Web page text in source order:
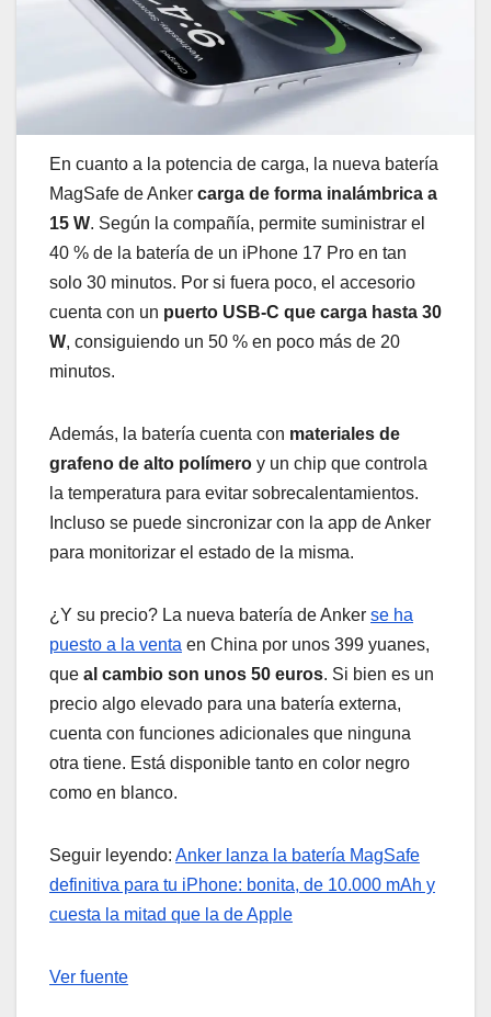
En cuanto a la potencia de carga, la nueva batería
MagSafe de Anker carga de forma inalámbrica a
15 W. Según la compañía, permite suministrar el
40 % de la batería de un iPhone 17 Pro en tan
solo 30 minutos. Por si fuera poco, el accesorio
cuenta con un puerto USB-C que carga hasta 30
W, consiguiendo un 50 % en poco más de 20
minutos.
Además, la batería cuenta con materiales de
grafeno de alto polímero y un chip que controla
la temperatura para evitar sobrecalentamientos.
Incluso se puede sincronizar con la app de Anker
para monitorizar el estado de la misma.
¿Y su precio? La nueva batería de Anker se ha
puesto a la venta en China por unos 399 yuanes,
que al cambio son unos 50 euros. Si bien es un
precio algo elevado para una batería externa,
cuenta con funciones adicionales que ninguna
otra tiene. Está disponible tanto en color negro
como en blanco.
Seguir leyendo: Anker lanza la batería MagSafe
definitiva para tu iPhone: bonita, de 10.000 mAh y
cuesta la mitad que la de Apple
Ver fuente